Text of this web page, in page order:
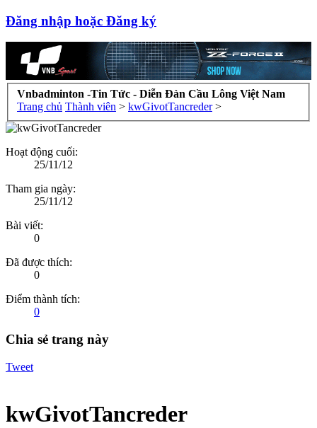
Đăng nhập hoặc Đăng ký
Vnbadminton -Tin Tức - Diễn Đàn Cầu Lông Việt Nam
Trang chủ Thành viên > kwGivotTancreder >
Hoạt động cuối:
25/11/12
Tham gia ngày:
25/11/12
Bài viết:
0
Đã được thích:
0
Điểm thành tích:
0
Chia sẻ trang này
Tweet
kwGivotTancreder